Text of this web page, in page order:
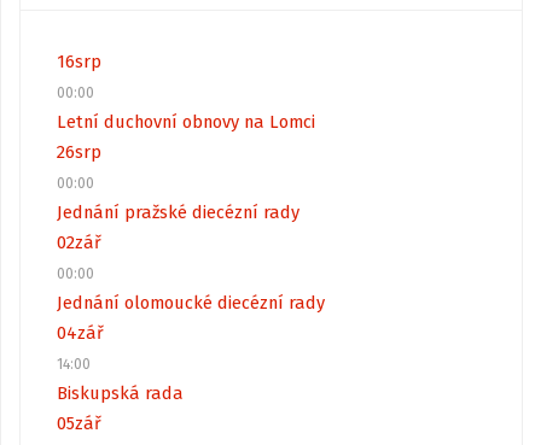
16srp
00:00
Letní duchovní obnovy na Lomci
26srp
00:00
Jednání pražské diecézní rady
02zář
00:00
Jednání olomoucké diecézní rady
04zář
14:00
Biskupská rada
05zář